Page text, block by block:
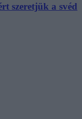
szeretjük a svéd